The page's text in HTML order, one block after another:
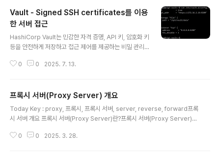
lt에 SSH Secrets Engine을 OTP 방식으로 서버에 접
근하는 방법에 대한 내용을 다룹니다.Vault 설치 - Vault S
erver, SSH Server, SSH Client 공통 - Vault 1.20.0
(Latest) 설치 - Ubuntu 24.04 기준wget -O - http
Vault - Signed SSH certificates를 이용
한 서버 접근
HashiCorp Vault는 민감한 자격 증명, API 키, 암호화 키
등을 안전하게 저장하고 접근 제어를 제공하는 비밀 관리
H 접속을 보다 안전하게 제어할 수 있도록 지원하는 기능
lt에 SSH Secrets Engine을 SSH 인증서 방식으로 서
버에 접근하는 방법에 대한 내용을 다룹니다.Vault 설치 -
Vault Server, SSH Server, SSH Client 공통 - Vault
https://apt.releases.hashi..
0 0 2025. 7. 13.
프록시 서버(Proxy Server) 개요
Today Key : proxy, 프록시, 프록시 서버, server, reverse, forward프록
시 서버 개요 프록시 서버(Proxy Server)란?프록시 서버(Proxy Server)는
한 데이터를 서버로 전달하고, 서버의 응답을 다시 사용자에게 반환하는 구조입
0 0 2025. 3. 28.